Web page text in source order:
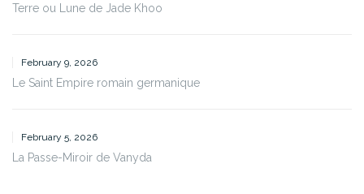
Terre ou Lune de Jade Khoo
February 9, 2026
Le Saint Empire romain germanique
February 5, 2026
La Passe-Miroir de Vanyda